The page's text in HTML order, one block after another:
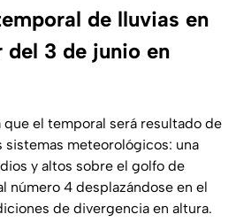
de lluvias en
3 de junio en
que el temporal será resultado de
sistemas meteorológicos: una
y altos sobre el golfo de
número 4 desplazándose en el
de divergencia en altura.